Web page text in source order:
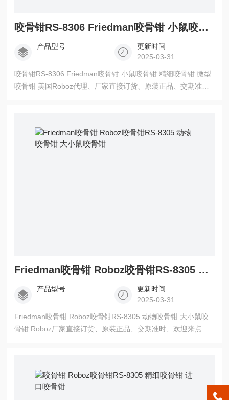
咬骨钳RS-8306 Friedman咬骨钳 小鼠咬骨钳 精细咬骨钳 微型咬骨钳
产品型号
更新时间
2025-03-31
咬骨钳RS-8306 Friedman咬骨钳 小鼠咬骨钳 精细咬骨钳 微型
咬骨钳 美国Roboz代理、厂家直接订货、原装正品、交期准
Friedman咬骨钳 Roboz咬骨钳RS-8305 动物咬骨钳 大小鼠咬骨钳
产品型号
更新时间
2025-03-31
Friedman咬骨钳 Roboz咬骨钳RS-8305 动物咬骨钳 大小鼠咬
骨钳 Roboz厂家直接订货、原装正品、交期准时、欢迎来点洽